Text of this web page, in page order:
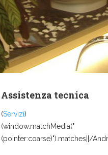
Assistenza tecnica
(Servizi)
(window.matchMedia("
(pointer:coarse)").matches||/